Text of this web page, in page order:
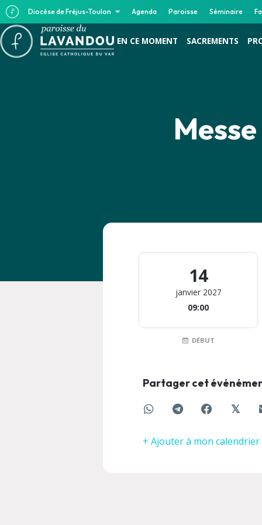
Diocèse de Fréjus-Toulon Agenda Paroisse Séminaire
EN CE MOMENT SACREMENTS
14
janvier 2027
09:00
DÉBUT
Partager cet
𝕏
+ Ajouter à mon calendrier